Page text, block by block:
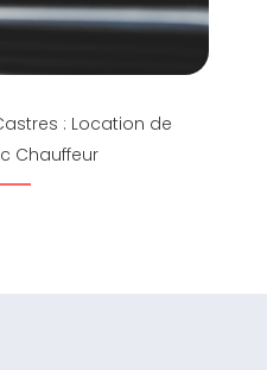
: Location de
Chauffeur